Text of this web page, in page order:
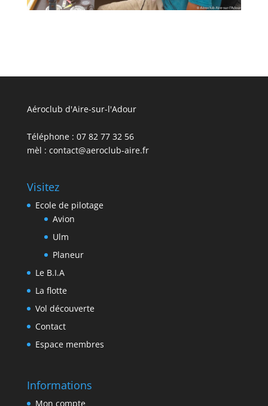
Aéroclub d'Aire-sur-l'Adour
Téléphone : 07 82 77 32 56
mèl : contact@aeroclub-aire.fr
Visitez
Ecole de pilotage
Avion
Ulm
Planeur
Le B.I.A
La flotte
Vol découverte
Contact
Espace membres
Informations
Mon compte